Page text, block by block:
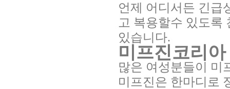
언제 어디서든 긴급
고 복용할수 있도록
있습니다.
미프진코리
많은 여성분들이 미
미프진은 한마디로